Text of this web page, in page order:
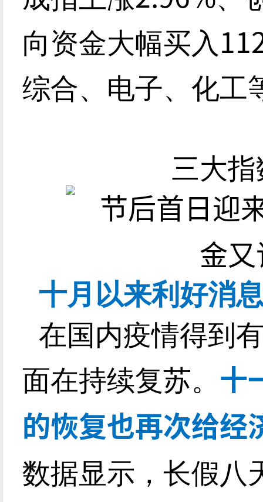
向资金大幅买入
综合、电子、化工
三大
十月以来利好消
在国内疫情得到
面在持续复苏。 十
的恢复也再次给经
数据显示，长假八